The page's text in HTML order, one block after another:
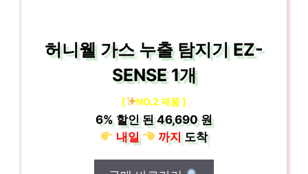
허니웰 가스 누출 탐지기 EZ-
SENSE 1개
[ NO.2 제품 ]
6% 할인 된46,690 원
내일
까지도착